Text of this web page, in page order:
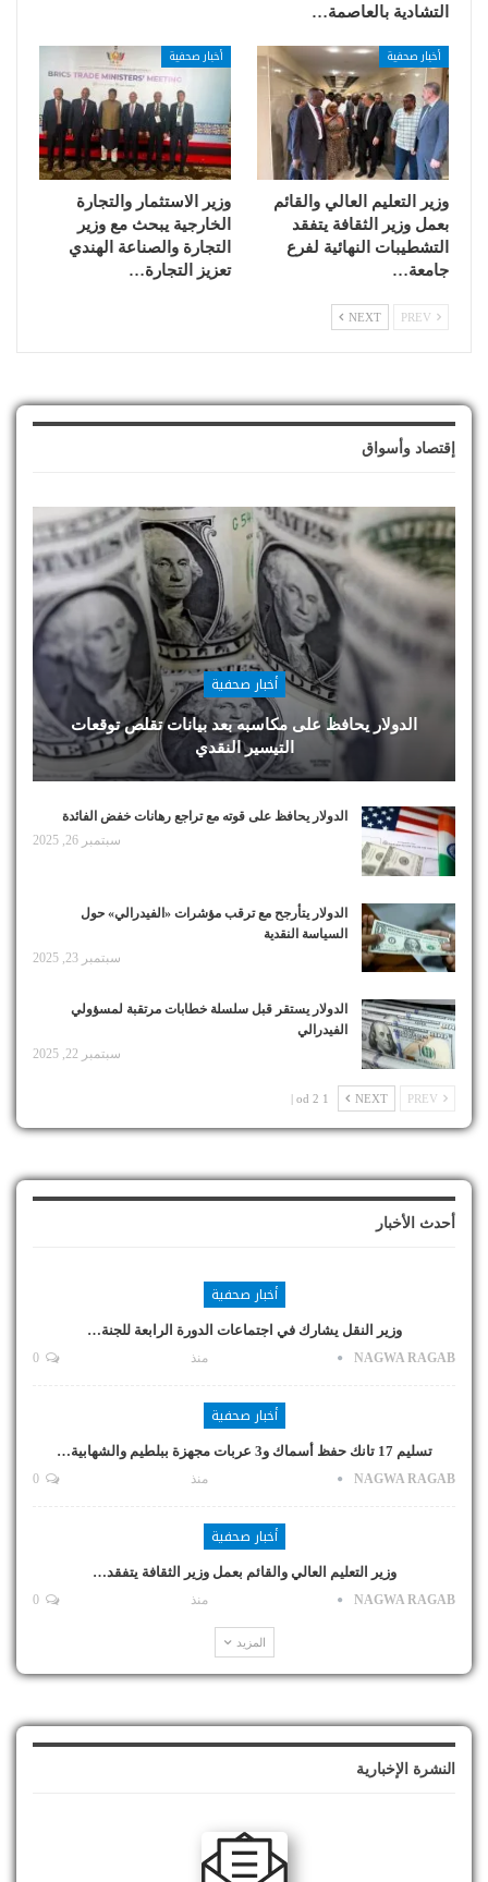
التشادية بالعاصمة…
أخبار صحفية
وزير التعليم العالي والقائم
بعمل وزير الثقافة يتفقد
التشطيبات النهائية لفرع
جامعة…
أخبار صحفية
وزير الاستثمار والتجارة
الخارجية يبحث مع وزير
التجارة والصناعة الهندي
تعزيز التجارة…
NEXT
إقتصاد وأسواق
أخبار صحفية
الدولار يحافظ على مكاسبه بعد بيانات تقلص توقعات
التيسير النقدي
الدولار يحافظ على قوته مع تراجع رهانات خفض الفائدة
سبتمبر 26, 2025
الدولار يتأرجح مع ترقب مؤشرات «الفيدرالي» حول
السياسة النقدية
سبتمبر 23, 2025
الدولار يستقر قبل سلسلة خطابات مرتقبة لمسؤولي
الفيدرالي
سبتمبر 22, 2025
NEXT
1 od 2 |
أحدث الأخبار
أخبار صحفية
وزير النقل يشارك في اجتماعات الدورة الرابعة للجنة…
NAGWA RAGAB منذ
أخبار صحفية
تسليم 17 تانك حفظ أسماك و3 عربات مجهزة ببلطيم والشهابية…
NAGWA RAGAB منذ
أخبار صحفية
وزير التعليم العالي والقائم بعمل وزير الثقافة يتفقد…
NAGWA RAGAB منذ
المزيد
النشرة الإخبارية